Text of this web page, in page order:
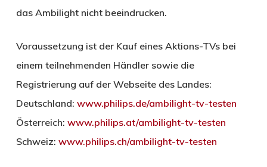
das Ambilight nicht beeindrucken.
Voraussetzung ist der Kauf eines Aktions-TVs bei
einem teilnehmenden Händler sowie die
Registrierung auf der Webseite des Landes:
Deutschland: www.philips.de/ambilight-tv-testen
Österreich: www.philips.at/ambilight-tv-testen
Schweiz: www.philips.ch/ambilight-tv-testen